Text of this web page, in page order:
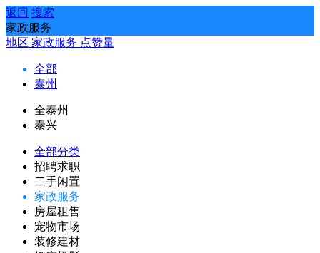
返回 搜索
家政服务
地区 家政服务 点赞量
全部
泰州
全泰州
泰兴
全部分类
招聘求职
二手闲置
家政服务
房屋租售
宠物市场
装修建材